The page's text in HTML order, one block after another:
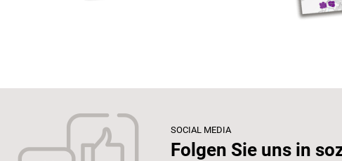
SOCIAL MEDIA
Folgen Sie uns in